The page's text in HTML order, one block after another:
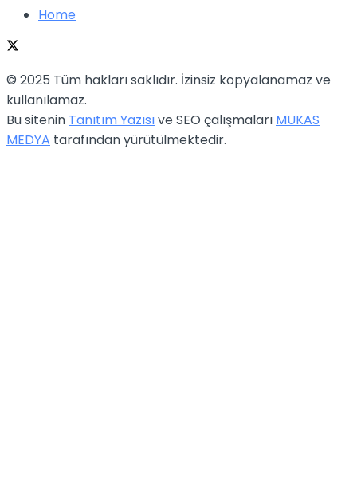
Home
© 2025 Tüm hakları saklıdır. İzinsiz kopyalanamaz ve
kullanılamaz.
Bu sitenin Tanıtım Yazısıve SEO çalışmaları MUKAS
MEDYA tarafından yürütülmektedir.